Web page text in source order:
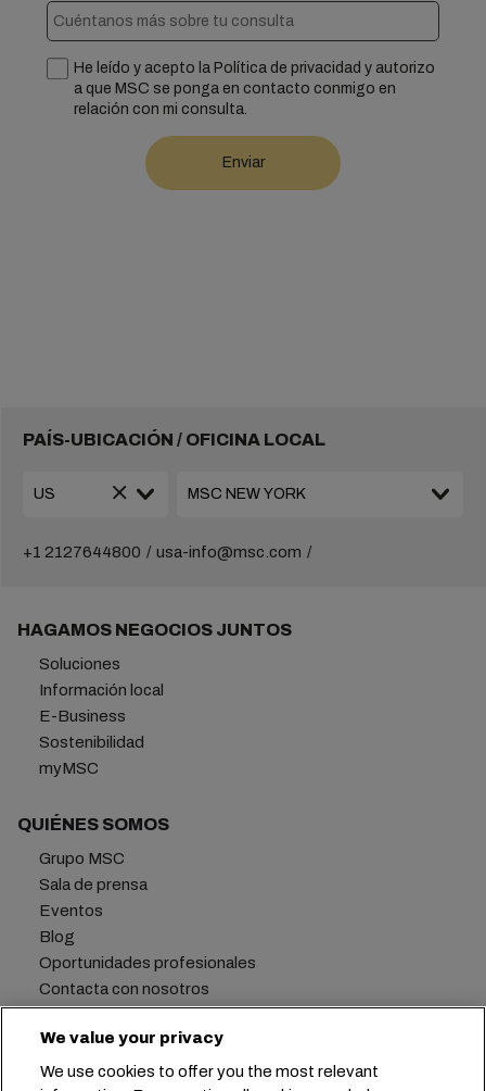
He leído y acepto la Política de privacidad y autorizo
a que MSC se ponga en contacto conmigo en
relación con mi consulta.
PAÍS-UBICACIÓN / OFICINA LOCAL
+1 2127644800 usa-info@msc.com
HAGAMOS NEGOCIOS JUNTOS
Soluciones
Información local
E-Business
Sostenibilidad
myMSC
QUIÉNES SOMOS
Grupo MSC
Sala de prensa
Eventos
Blog
Oportunidades profesionales
Contacta con nosotros
We value your privacy
We use cookies to offer you the most relevant